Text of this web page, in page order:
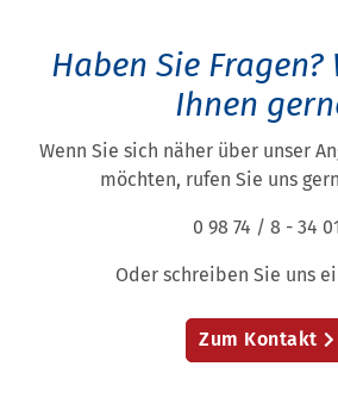
Haben Sie Fragen?
Ihnen
Wenn Sie sich näher über unser
möchten, rufen Sie uns
0 98 74 / 8 - 34
Oder schreiben Sie uns
Zum Kontakt